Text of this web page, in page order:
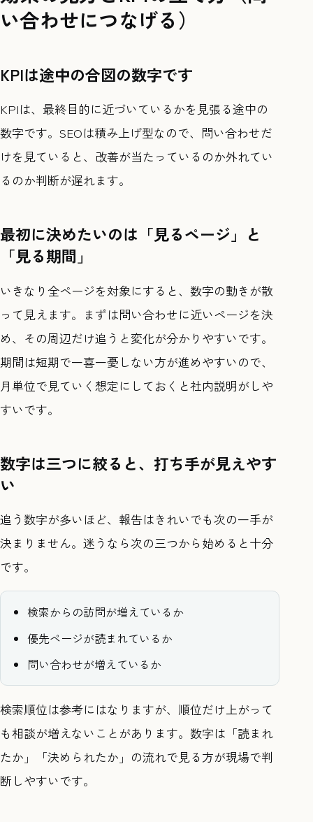
い合わせにつなげる）
KPIは途中の合図の数字です
KPIは、最終目的に近づいているかを見張る途中の
数字です。SEOは積み上げ型なので、問い合わせだ
けを見ていると、改善が当たっているのか外れてい
るのか判断が遅れます。
最初に決めたいのは「見るページ」と
「見る期間」
いきなり全ページを対象にすると、数字の動きが散
って見えます。まずは問い合わせに近いページを決
め、その周辺だけ追うと変化が分かりやすいです。
期間は短期で一喜一憂しない方が進めやすいので、
月単位で見ていく想定にしておくと社内説明がしや
すいです。
数字は三つに絞ると、打ち手が見えやす
い
追う数字が多いほど、報告はきれいでも次の一手が
決まりません。迷うなら次の三つから始めると十分
です。
検索からの訪問が増えているか
優先ページが読まれているか
問い合わせが増えているか
検索順位は参考にはなりますが、順位だけ上がって
も相談が増えないことがあります。数字は「読まれ
たか」「決められたか」の流れで見る方が現場で判
断しやすいです。